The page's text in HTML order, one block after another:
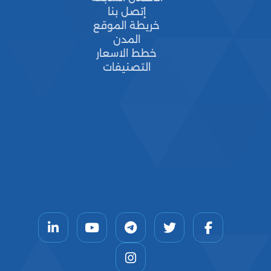
إتصل بنا
خريطة الموقع
المدن
خطط الاسعار
التصنيفات